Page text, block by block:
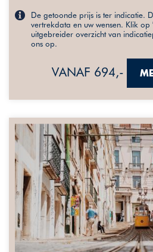
De getoonde prijs is ter indicatie.
vertrekdata en uw wensen. Klik
uitgebreider overzicht van
ons op.
VANAF 694,-